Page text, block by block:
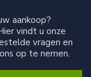
aankoop?
vindt u onze
vragen en
op te nemen.